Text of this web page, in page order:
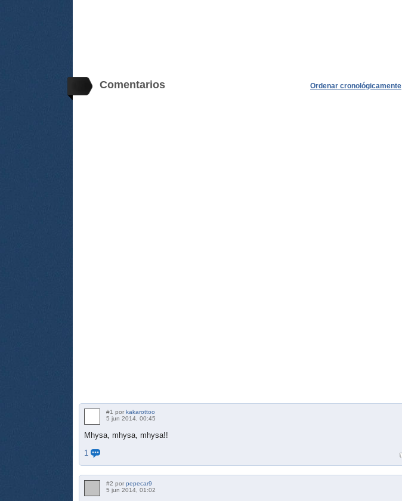
Comentarios Ordenar cronológicamente
#1 por kakarottoo
5 jun 2014, 00:45
Mhysa, mhysa, mhysa!!
1
#2 por pepecar9
5 jun 2014, 01:02